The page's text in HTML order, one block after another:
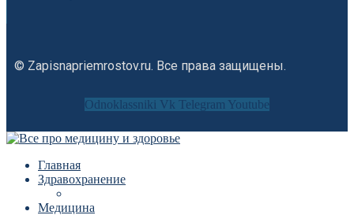
© Zapisnapriemrostov.ru. Все права защищены.
Odnoklassniki Vk Telegram Youtube
Главная
Здравохранение
Медицина